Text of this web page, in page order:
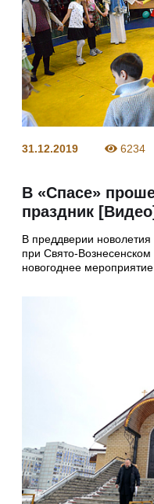
31.12.2019 6234
В «Спасе»
праздник [Видео]
В преддверии
при Свято-
новогоднее мероприятие